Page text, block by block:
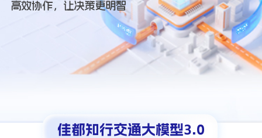
高效协作，让决策更明智
延伸智慧，让思考更深入
持续进化，让出行更美好
定向调优，让模型更懂行
佳都知行交通大模型3.0